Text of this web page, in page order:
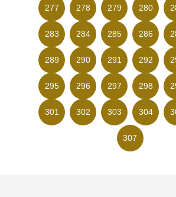
277 278 279 280
283 284 285 286
289 290 291 292
295 296 297 298
301 302 303 304
307